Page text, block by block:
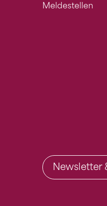
Meldestellen
Newsletter